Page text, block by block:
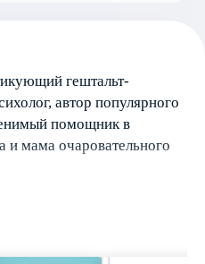
гештальт-
автор популярного
помощник в
и мама очаровательного